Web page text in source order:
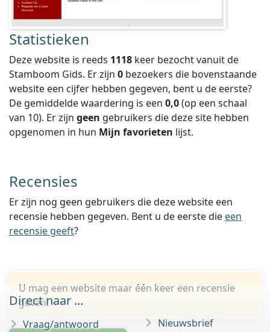
Statistieken
Deze website is reeds 1118 keer bezocht vanuit de
Stamboom Gids. Er zijn 0 bezoekers die bovenstaande
website een cijfer hebben gegeven, bent u de eerste?
De gemiddelde waardering is een 0,0(op een schaal
van 10). Er zijn geen gebruikers die deze site hebben
opgenomen in hun Mijn favorieten lijst.
Recensies
Er zijn nog geen gebruikers die deze website een
recensie hebben gegeven. Bent u de eerste die een
recensie geeft?
U mag een website maar één keer een recensie
geven.
Direct naar ...
Vraag/antwoord
Nieuwsbrief